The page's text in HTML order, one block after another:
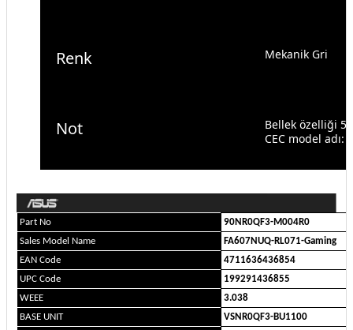
Renk Mekanik Gri
Not
Bellek özelliği
CEC model adı:
Part No
90NR0QF3-M004R0
Sales Model Name
FA607NUQ-RL071-Gaming
EAN Code
4711636436854
UPC Code
199291436855
WEEE
3.038
BASE UNIT
VSNR0QF3-BU1100